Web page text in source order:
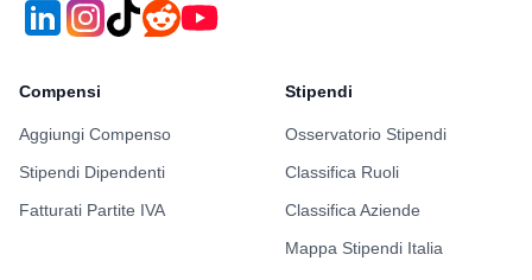
Compensi
Aggiungi Compenso
Stipendi Dipendenti
Fatturati Partite IVA
Stipendi
Osservatorio Stipendi
Classifica Ruoli
Classifica Aziende
Mappa Stipendi Italia